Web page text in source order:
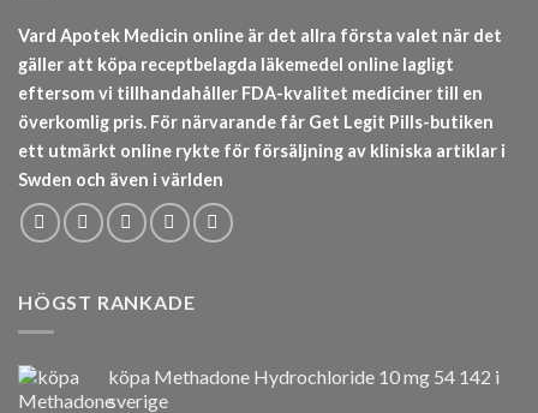
Vard Apotek Medicin online är det allra första valet när det
gäller att köpa receptbelagda läkemedel online lagligt
eftersom vi tillhandahåller FDA-kvalitet mediciner till en
överkomlig pris. För närvarande får Get Legit Pills-butiken
ett utmärkt online rykte för försäljning av kliniska artiklar i
Swden och även i världen
HÖGST RANKADE
köpa Methadone Hydrochloride 10 mg 54 142 i
sverige